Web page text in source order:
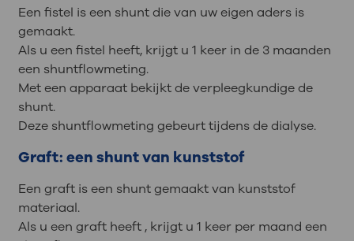
Een fistel is een shunt die van uw eigen aders is
gemaakt.
Als u een fistel heeft, krijgt u 1 keer in de 3 maanden
een shuntflowmeting.
Met een apparaat bekijkt de verpleegkundige de
shunt.
Deze shuntflowmeting gebeurt tijdens de dialyse.
Graft: een shunt van kunststof
Een graft is een shunt gemaakt van kunststof
materiaal.
Als u een graft heeft , krijgt u 1 keer per maand een